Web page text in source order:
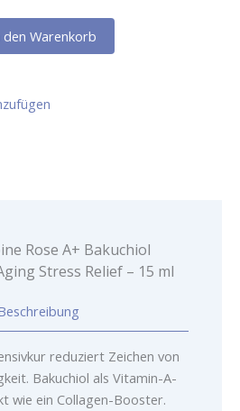
den Warenkorb
Rose A+ Bakuchiol
Stress Relief – 15 ml
reduziert Zeichen von
Bakuchiol als Vitamin-A-
wie ein Collagen-Booster.